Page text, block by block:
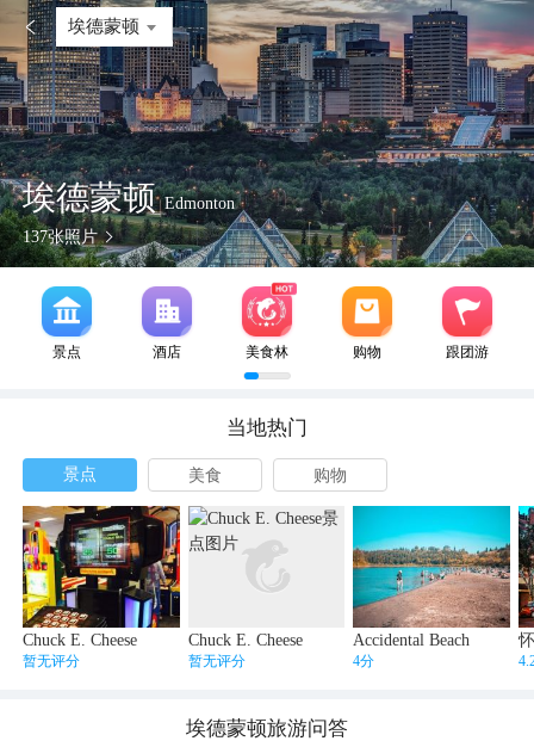
 埃德蒙顿
埃德蒙顿Edmonton
137张照片
景点 酒店 美食林 购物 跟团游
当地热门
景点 美食 购物
Chuck E. Cheese
暂无评分
Chuck E. Cheese
暂无评分
Accidental Beach
4分
埃德蒙顿旅游问答